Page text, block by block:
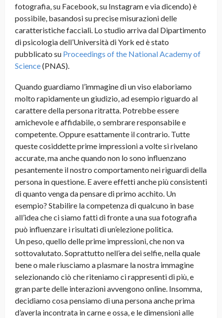
fotografia, su Facebook, su Instagram e via dicendo) è
possibile, basandosi su precise misurazioni delle
caratteristiche facciali. Lo studio arriva dal Dipartimento
di psicologia dell’Università di York ed è stato
pubblicato su Proceedings of the National Academy of
Science(PNAS).
Quando guardiamo l’immagine di un viso elaboriamo
molto rapidamente un giudizio, ad esempio riguardo al
carattere della persona ritratta. Potrebbe essere
amichevole e affidabile, o sembrare responsabile e
competente. Oppure esattamente il contrario. Tutte
queste cosiddette prime impressioni a volte si rivelano
accurate, ma anche quando non lo sono influenzano
pesantemente il nostro comportamento nei riguardi della
persona in questione. E avere effetti anche più consistenti
di quanto venga da pensare di primo acchito. Un
esempio? Stabilire la competenza di qualcuno in base
all’idea che ci siamo fatti di fronte a una sua fotografia
può influenzare i risultati di un’elezione politica.
Un peso, quello delle prime impressioni, che non va
sottovalutato. Soprattutto nell’era dei selfie, nella quale
bene o male riusciamo a plasmare la nostra immagine
selezionando ciò che riteniamo ci rappresenti di più, e
gran parte delle interazioni avvengono online. Insomma,
decidiamo cosa pensiamo di una persona anche prima
d’averla incontrata in carne e ossa, e le dimensioni alle